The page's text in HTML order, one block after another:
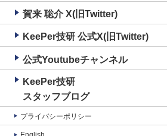
賀来 聡介 X(旧Twitter)
KeePer技研 公式X(旧Twitter)
公式Youtubeチャンネル
KeePer技研
スタッフブログ
プライバシーポリシー